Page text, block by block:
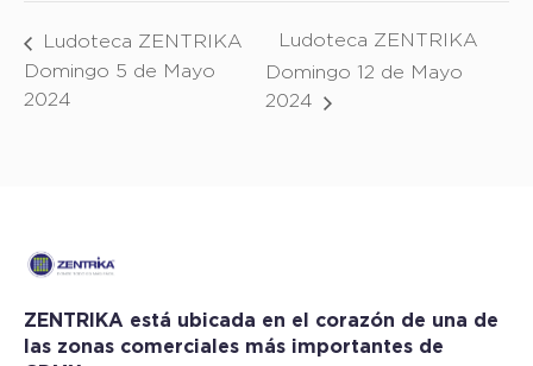
Ludoteca ZENTRIKA
Domingo 5 de Mayo
2024
Ludoteca ZENTRIKA
Domingo 12 de Mayo
2024
ZENTRIKA está ubicada en el corazón de una de
las zonas comerciales más importantes de